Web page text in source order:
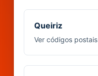
Queiriz
Ver códigos postais